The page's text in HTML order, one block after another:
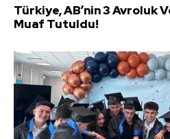
Türkiye, AB’nin 3 Avroluk
Muaf Tutuldu!